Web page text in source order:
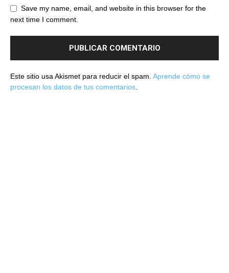
Save my name, email, and website in this browser for the
next time I comment.
Este sitio usa Akismet para reducir el spam. Aprende cómo se
procesan los datos de tus comentarios